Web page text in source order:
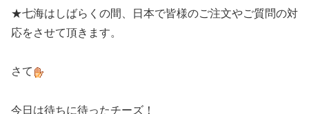
★七海はしばらくの間、日本で皆様のご注文やご質問の対
応をさせて頂きます。
さて
今日は待ちに待ったチーズ！